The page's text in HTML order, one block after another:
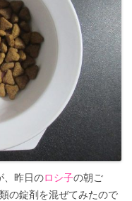
、昨日のロシ子の朝ご
の錠剤を混ぜてみたので